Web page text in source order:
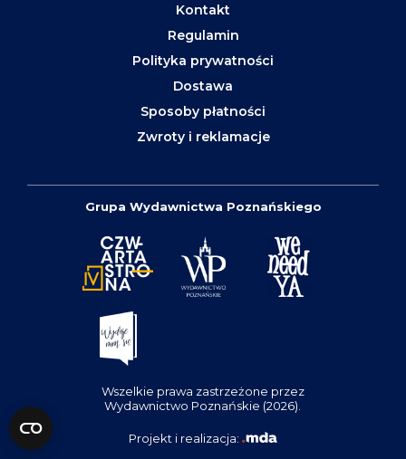
Kontakt
Regulamin
Polityka prywatności
Dostawa
Sposoby płatności
Zwroty i reklamacje
Grupa Wydawnictwa Poznańskiego
Wszelkie prawa zastrzeżone przez
Wydawnictwo Poznańskie (2026).
Projekt i realizacja: